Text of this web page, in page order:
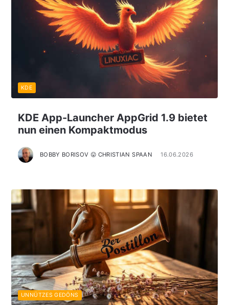
KDE App-Launcher AppGrid 1.9 bietet
nun einen Kompaktmodus
BOBBY BORISOV 😛 CHRISTIAN SPAAN 16.06.2026
KDE
UNNÜTZES GEDÖNS